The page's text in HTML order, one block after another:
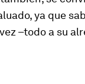
ya que
–todo a su